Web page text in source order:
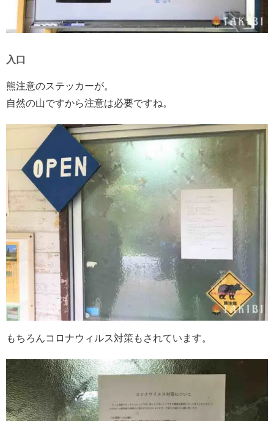
入口
熊注意のステッカーが。
自然の山ですから注意は必要ですね。
もちろんコロナウィルス対策もされています。